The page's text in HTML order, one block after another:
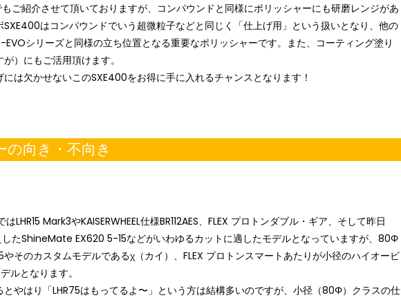
ご紹介させて頂いておりますが、コンパウンドと同様にポリッシャーにも研磨レンジがあ
SXE400はコンパウンドでいう超微粒子などと同じく「仕上げ用」という扱いとなり、他の
EVOシリーズと同様の立ち位置となる重要なポリッシャーです。また、コーティング塗り
）にもご活用頂けます。
は欠かせないこのSXE400をお得に手に入れるチャンスとなります！
の向き・不向き
はLHR15 Mark3やKAISERWHEEL仕様BR112AES、 FLEX プロトンダブル ・ ギア、 そして昨日
たShineMate EX620 5-15などがいわゆるカットに適したモデルとなっていますが、80Φ
やそのカスタムモデルであるχ（カイ） 、 FLEX プロトンスマートあたりが小径のハイオービ
ルとなります。
とやはり「LHR75はもってるよ〜」という方は結構多いのですが、小径（80Φ）クラスの仕